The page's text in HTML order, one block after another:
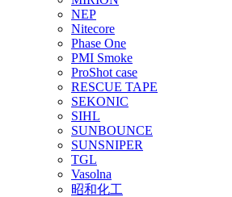
NEP
Nitecore
Phase One
PMI Smoke
ProShot case
RESCUE TAPE
SEKONIC
SIHL
SUNBOUNCE
SUNSNIPER
TGL
Vasolna
昭和化工